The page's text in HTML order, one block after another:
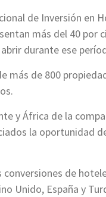
de Inversión en
más del 40 por
durante ese
más de 800
y África de la
la oportunidad
de
Unido, España y